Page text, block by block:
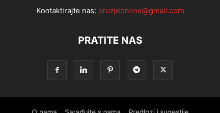
Kontaktirajte nas: oruzjeonline@gmail.com
PRATITE NAS